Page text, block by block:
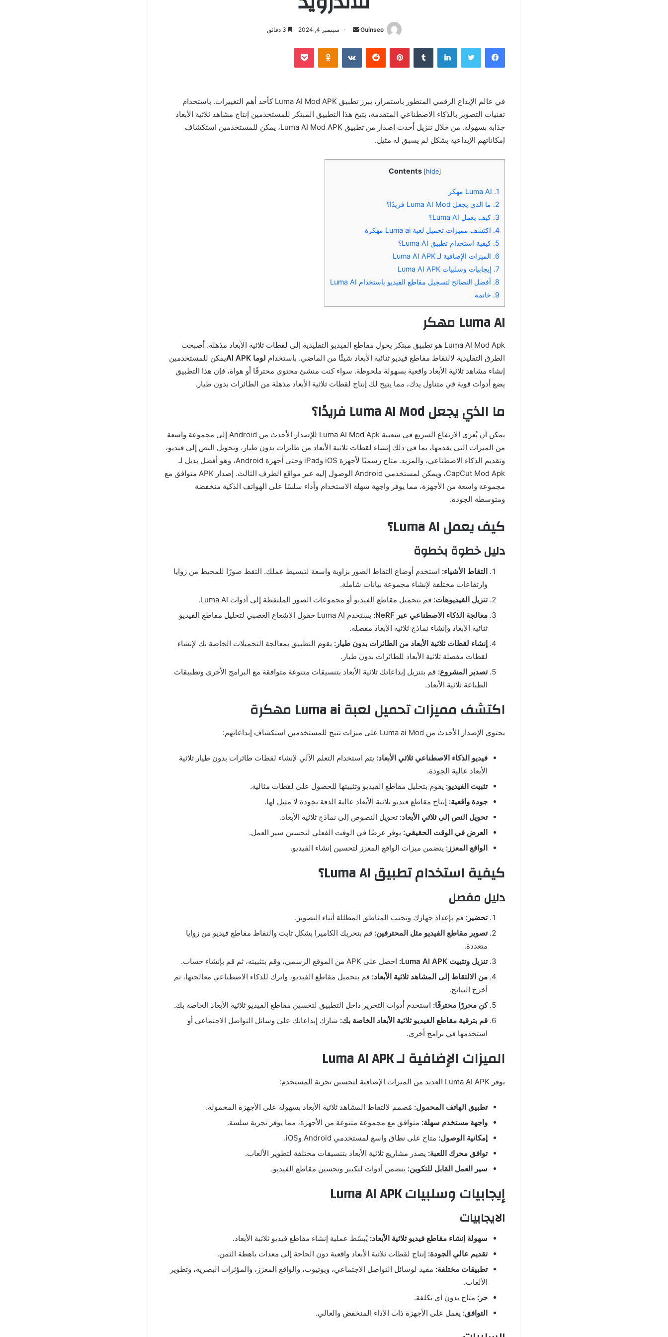
Guinseo
أرسل سبتمبر 4, 2024
فيسبوك تويتر لينكدإن بينتيريست Odnoklassniki
بوكيت
في عالم الإبداع الرقمي المتطور باستمرار، يبرز تطبيق Luma AI Mod APK كأحد أهم التغييرات. باستخدام
تقنيات التصوير بالذكاء الاصطناعي المتقدمة، يتيح هذا التطبيق المبتكر للمستخدمين إنتاج مشاهد ثلاثية الأبعاد
جذابة بسهولة. من خلال تنزيل أحدث إصدار من تطبيق Luma AI Mod APK، يمكن للمستخدمين استكشاف
إمكاناتهم الإبداعية بشكل لم يسبق له مثيل.
Contents [hide]
1.
2. ما الذي يجعل Luma AI Mod فريدًا؟
3. كيف يعمل Luma AI؟
4. اكتشف مميزات تحميل لعبة Luma ai مهكرة
5. كيفية استخدام تطبيق Luma AI؟
6. الميزات الإضافية لـ Luma AI APK
7. إيجابيات وسلبيات Luma AI APK
8. أفضل النصائح لتسجيل مقاطع الفيديو باستخدام Luma AI
9. خاتمة
Luma AI مهكر
Luma AI Mod Apk هو تطبيق مبتكر يحول مقاطع الفيديو التقليدية إلى لقطات ثلاثية الأبعاد مذهلة. أصبحت
الطرق التقليدية لالتقاط مقاطع فيديو ثنائية الأبعاد شيئًا من الماضي. باستخدام لوما AI APK
يمكن للمستخدمين
إنشاء مشاهد ثلاثية الأبعاد واقعية بسهولة ملحوظة. سواء كنت منشئ محتوى محترفًا أو هواة، فإن هذا التطبيق
يضع أدوات قوية في متناول يدك، مما يتيح لك إنتاج لقطات ثلاثية الأبعاد مذهلة من الطائرات بدون طيار.
ما الذي يجعل Luma AI Mod فريدًا؟
يمكن أن يُعزى الارتفاع السريع في شعبية Luma AI Mod Apk للإصدار الأحدث من Android إلى مجموعة واسعة
من الميزات التي يقدمها، بما في ذلك إنشاء لقطات ثلاثية الأبعاد من طائرات بدون طيار، وتحويل النص إلى فيديو،
وتقديم الذكاء الاصطناعي، والمزيد. متاح رسميًا لأجهزة iOS وiPad وحتى أجهزة Android، وهو أفضل بديل لـ
CapCut Mod Apk، ويمكن لمستخدمي Android الوصول إليه عبر مواقع الطرف الثالث. إصدار APK متوافق مع
مجموعة واسعة من الأجهزة، مما يوفر واجهة سهلة الاستخدام وأداء سلسًا على الهواتف الذكية منخفضة
ومتوسطة الجودة.
كيف يعمل Luma AI؟
دليل خطوة بخطوة
التقاط الأشياء: استخدم أوضاع التقاط الصور بزاوية واسعة لتبسيط عملك. التقط صورًا للمحيط من زوايا
وارتفاعات مختلفة لإنشاء مجموعة بيانات شاملة.
تنزيل الفيديوهات: قم بتحميل مقاطع الفيديو أو مجموعات الصور الملتقطة إلى أدوات Luma AI.
معالجة الذكاء الاصطناعي عبر NeRF:
يستخدم Luma AI حقول الإشعاع العصبي لتحليل مقاطع الفيديو
ثنائية الأبعاد وإنشاء نماذج ثلاثية الأبعاد مفصلة.
إنشاء لقطات ثلاثية الأبعاد من الطائرات بدون طيار: يقوم التطبيق بمعالجة التحميلات الخاصة بك لإنشاء
لقطات مفصلة ثلاثية الأبعاد للطائرات بدون طيار.
تصدير المشروع: قم بتنزيل إبداعاتك ثلاثية الأبعاد بتنسيقات متنوعة متوافقة مع البرامج الأخرى وتطبيقات
الطباعة ثلاثية الأبعاد.
اكتشف مميزات تحميل لعبة Luma ai مهكرة
يحتوي الإصدار الأحدث من Luma ai Mod على ميزات تتيح للمستخدمين استكشاف إبداعاتهم:
فيديو الذكاء الاصطناعي ثلاثي الأبعاد: يتم استخدام التعلم الآلي لإنشاء لقطات طائرات بدون طيار ثلاثية
الأبعاد عالية الجودة.
تثبيت الفيديو: يقوم بتحليل مقاطع الفيديو وتثبيتها للحصول على لقطات مثالية.
جودة واقعية: إنتاج مقاطع فيديو ثلاثية الأبعاد عالية الدقة بجودة لا مثيل لها.
تحويل النص إلى ثلاثي الأبعاد: تحويل النصوص إلى نماذج ثلاثية الأبعاد.
العرض في الوقت الحقيقي: يوفر عرضًا في الوقت الفعلي لتحسين سير العمل.
الواقع المعزز: يتضمن ميزات الواقع المعزز لتحسين إنشاء الفيديو.
كيفية استخدام تطبيق Luma AI؟
دليل مفصل
تحضير: قم بإعداد جهازك وتجنب المناطق المظللة أثناء التصوير.
تصوير مقاطع الفيديو مثل المحترفين: قم بتحريك الكاميرا بشكل ثابت والتقاط مقاطع فيديو من زوايا
متعددة.
تنزيل وتثبيت Luma AI APK:
احصل على APK من الموقع الرسمي، وقم بتثبيته، ثم قم بإنشاء حساب.
من الالتقاط إلى المشاهد ثلاثية الأبعاد: قم بتحميل مقاطع الفيديو، واترك للذكاء الاصطناعي معالجتها، ثم
أخرج النتائج.
كن محررًا محترفًا: استخدم أدوات التحرير داخل التطبيق لتحسين مقاطع الفيديو ثلاثية الأبعاد الخاصة بك.
قم بترقية مقاطع الفيديو ثلاثية الأبعاد الخاصة بك: شارك إبداعاتك على وسائل التواصل الاجتماعي أو
استخدمها في برامج أخرى.
الميزات الإضافية لـ Luma AI APK
يوفر Luma AI APK العديد من الميزات الإضافية لتحسين تجربة المستخدم:
تطبيق الهاتف المحمول: مُصمم لالتقاط المشاهد ثلاثية الأبعاد بسهولة على الأجهزة المحمولة.
واجهة مستخدم سهلة: متوافق مع مجموعة متنوعة من الأجهزة، مما يوفر تجربة سلسة.
إمكانية الوصول: متاح على نطاق واسع لمستخدمي Android وiOS.
توافق محرك اللعبة: يصدر مشاريع ثلاثية الأبعاد بتنسيقات مختلفة لتطوير الألعاب.
سير العمل القابل للتكوين: يتضمن أدوات لتكبير وتحسين مقاطع الفيديو.
إيجابيات وسلبيات Luma AI APK
الايجابيات
سهولة إنشاء مقاطع فيديو ثلاثية الأبعاد: يُبسّط عملية إنشاء مقاطع فيديو ثلاثية الأبعاد.
تقديم عالي الجودة: إنتاج لقطات ثلاثية الأبعاد واقعية دون الحاجة إلى معدات باهظة الثمن.
تطبيقات مختلفة: مفيد لوسائل التواصل الاجتماعي، ويوتيوب، والواقع المعزز، والمؤثرات البصرية، وتطوير
الألعاب.
حر: متاح بدون أي تكلفة.
التوافق: يعمل على الأجهزة ذات الأداء المنخفض والعالي.